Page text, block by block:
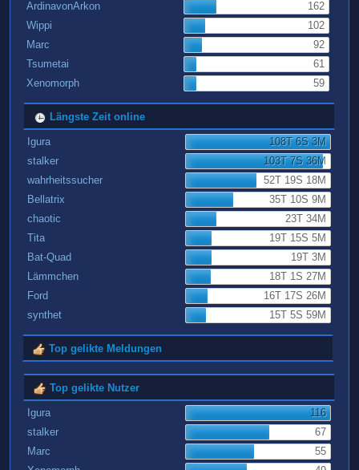
ArdinavonArkon
162
Wippi
102
Marc
92
Tsumetai
61
Xenomorph
59
Längste Zeit online
Igura
108T 6S 3M
stalker
103T 7S 36M
wahrheitssucher
52T 19S 18M
Bellatrix
35T 10S 9M
chaotic
23T 34M
Tita
19T 15S 5M
Bat-Quad
19T 3M
Lämmchen
18T 1S 27M
Ford
16T 17S 26M
synthet
15T 5S 59M
Top gelikte Meldungen
Top gelikte Nutzer
Igura
116
stalker
67
Marc
55